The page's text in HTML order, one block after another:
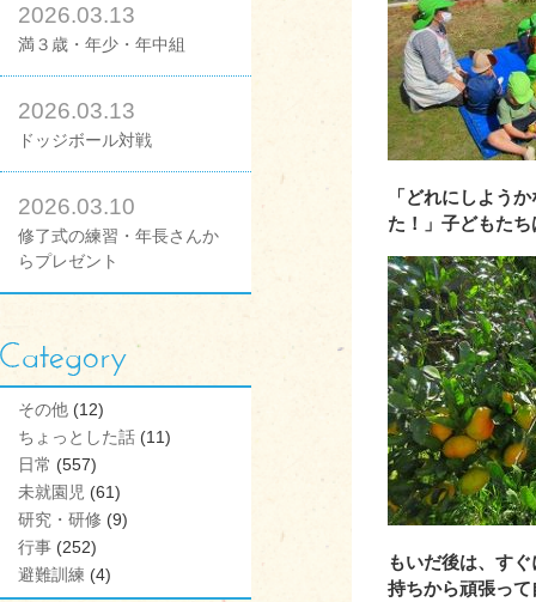
2026.03.13
満３歳・年少・年中組
2026.03.13
ドッジボール対戦
2026.03.10
修了式の練習・年長さんか
らプレゼント
その他 (12)
ちょっとした話 (11)
日常 (557)
未就園児 (61)
研究・研修 (9)
行事 (252)
避難訓練 (4)
「どれにしよう
た！」子どもた
もいだ後は、す
持ちから頑張っ